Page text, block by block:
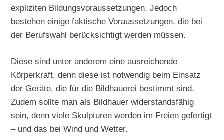
expliziten Bildungsvoraussetzungen. Jedoch
bestehen einige faktische Voraussetzungen, die bei
der Berufswahl berücksichtigt werden müssen.
Diese sind unter anderem eine ausreichende
Körperkraft, denn diese ist notwendig beim Einsatz
der Geräte, die für die Bildhauerei bestimmt sind.
Zudem sollte man als Bildhauer widerstandsfähig
sein, denn viele Skulpturen werden im Freien gefertigt
– und das bei Wind und Wetter.